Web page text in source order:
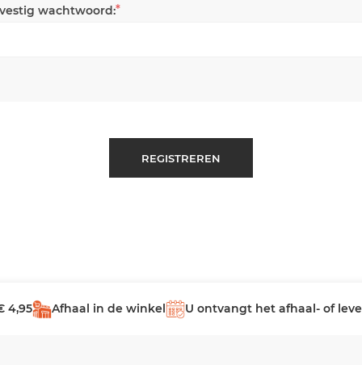
wachtwoord:*
REGISTREREN
4,95 Afhaal in de winkel U ontvangt het afhaal- of